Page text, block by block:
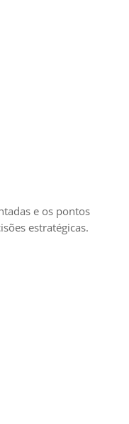
e os pontos
estratégicas.